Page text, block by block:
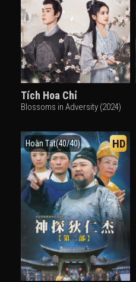
Tích Hoa Chỉ
Blossoms in Adversity (2024)
Hoàn Tất(40/40) HD